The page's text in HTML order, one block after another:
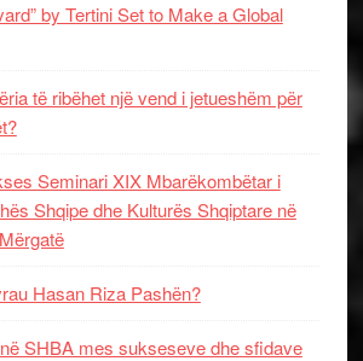
by Tertini Set to Make a Global
të ribëhet një vend i jetueshëm për
Seminari XIX Mbarëkombëtar i
Shqipe dhe Kulturës Shqiptare në
Hasan Riza Pashën?
SHBA mes sukseseve dhe sfidave